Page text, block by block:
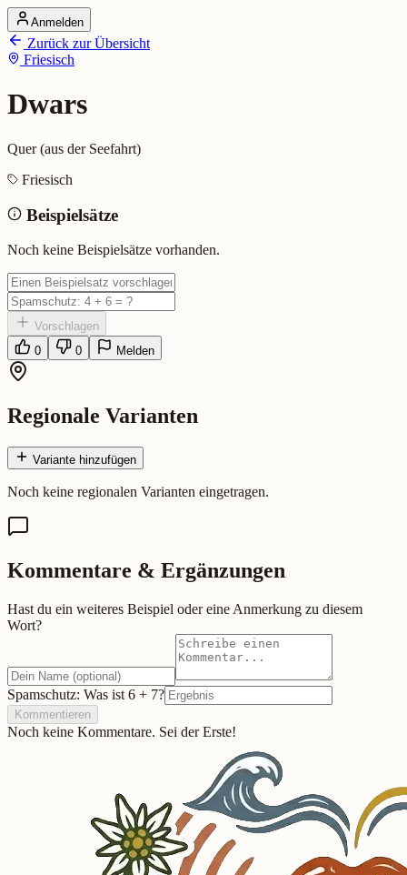
Startseite
Alle Dialekte
Dialekte vergleichen
Ranking
Dwars (Friesisch)
Bedeutung: Quer (aus der Seefahrt)
Eingereicht von: Mundwerk Team
Anmelden
Zurück zur Übersicht
Friesisch
Dwars
Quer (aus der Seefahrt)
Friesisch
Beispielsätze
Noch keine Beispielsätze vorhanden.
Vorschlagen
0
0 Melden
Regionale Varianten
Variante hinzufügen
Noch keine regionalen Varianten eingetragen.
Kommentare & Ergänzungen
Hast du ein weiteres Beispiel oder eine Anmerkung zu diesem
Wort?
Spamschutz: Was ist 6 + 7?
Kommentieren
Noch keine Kommentare. Sei der Erste!